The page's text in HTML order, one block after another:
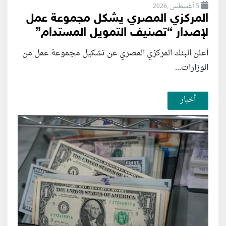
5 أغسطس ,2026
المركزي المصري يشكل مجموعة عمل
لإصدار “تصنيف التمويل المستدام”
أعلن البنك المركزي المصري عن تشكيل مجموعة عمل من
الوزارات...
أخبار